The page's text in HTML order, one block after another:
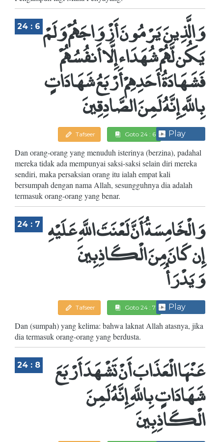
24 : 6 وَالَّذِينَ يَرْمُونَ أَزْوَاجَهُمْ وَلَمْ
يَكُن لَّهُمْ شُهَدَاء إِلَّا أَنفُسُهُمْ
فَشَهَادَةُ أَحَدِهِمْ أَرْبَعُ شَهَادَاتٍ
بِاللَّهِ إِنَّهُ لَمِنَ الصَّادِقِينَ
Tafseer Goto 24 : 6 Play
Dan orang-orang yang menuduh isterinya (berzina), padahal
mereka tidak ada mempunyai saksi-saksi selain diri mereka
sendiri, maka persaksian orang itu ialah empat kali
bersumpah dengan nama Allah, sesungguhnya dia adalah
termasuk orang-orang yang benar.
24 : 7 وَالْخَامِسَةُ أَنَّ لَعْنَتَ اللَّهِ عَلَيْهِ
إِن كَانَ مِنَ الْكَاذِبِينَ
وَيَدْرَأُ
Tafseer Goto 24 : 7 Play
Dan (sumpah) yang kelima: bahwa laknat Allah atasnya, jika
dia termasuk orang-orang yang berdusta.
24 : 8 عَنْهَا الْعَذَابَ أَنْ تَشْهَدَ أَرْبَعَ
شَهَادَاتٍ بِاللَّهِ إِنَّهُ لَمِنَ
الْكَاذِبِينَ